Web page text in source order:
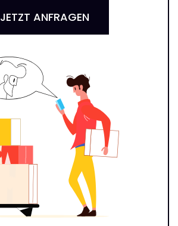
JETZT ANFRAGEN